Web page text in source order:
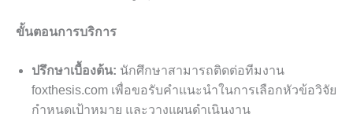
ขั้นตอนการบริการ
ปรึกษาเบื้องต้น: นักศึกษาสามารถติดต่อทีมงาน
foxthesis.com เพื่อขอรับคำแนะนำในการเลือกหัวข้อวิจัย
กำหนดเป้าหมาย และวางแผนดำเนินงาน